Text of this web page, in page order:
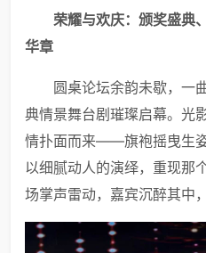
荣耀与欢庆：颁奖盛典
华章
圆桌论坛余韵未歇，一
典情景舞台剧璀璨启幕。光
情扑面而来——旗袍摇曳生
以细腻动人的演绎，重现那
场掌声雷动，嘉宾沉醉其中